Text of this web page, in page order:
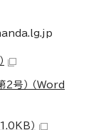
2号） （Word
）